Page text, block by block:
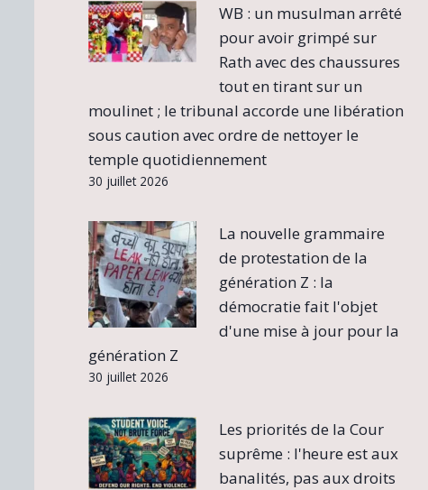
WB : un musulman arrêté
pour avoir grimpé sur
Rath avec des chaussures
tout en tirant sur un
moulinet ; le tribunal accorde une libération
sous caution avec ordre de nettoyer le
temple quotidiennement
30 juillet 2026
La nouvelle grammaire
de protestation de la
génération Z : la
démocratie fait l'objet
d'une mise à jour pour la
génération Z
30 juillet 2026
Les priorités de la Cour
suprême : l'heure est aux
banalités, pas aux droits